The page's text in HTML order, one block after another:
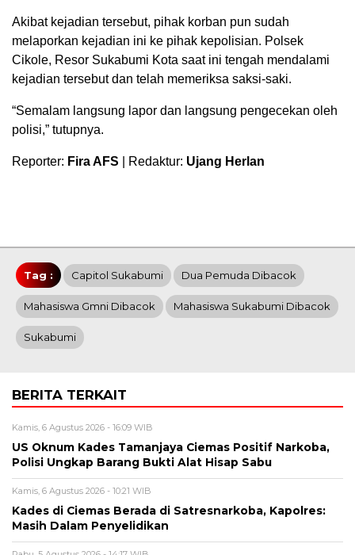
Akibat kejadian tersebut, pihak korban pun sudah
melaporkan kejadian ini ke pihak kepolisian. Polsek
Cikole, Resor Sukabumi Kota saat ini tengah mendalami
kejadian tersebut dan telah memeriksa saksi-saki.
“Semalam langsung lapor dan langsung pengecekan oleh
polisi,” tutupnya.
Reporter: Fira AFS | Redaktur: Ujang Herlan
Tag : Capitol Sukabumi Dua Pemuda Dibacok
Mahasiswa Gmni Dibacok Mahasiswa Sukabumi Dibacok
Sukabumi
BERITA TERKAIT
Kamis, 6 Agustus 2026 - 16:09 WIB
US Oknum Kades Tamanjaya Ciemas Positif Narkoba,
Polisi Ungkap Barang Bukti Alat Hisap Sabu
Kamis, 6 Agustus 2026 - 10:21 WIB
Kades di Ciemas Berada di Satresnarkoba, Kapolres:
Masih Dalam Penyelidikan